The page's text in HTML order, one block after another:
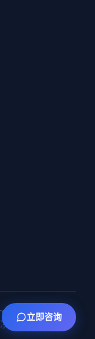
方案
立即咨询